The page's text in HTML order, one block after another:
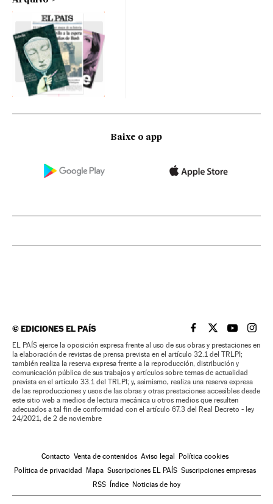
Baixe o app
©EDICIONES EL PAÍS EL PAÍS BRASIL EN
EL PAÍSEL PAÍS
EL
EL PAÍS ejerce la oposición expresa frente al uso de sus obras y prestaciones en
la elaboración de revistas de prensa prevista en el artículo 32.1 del TRLPI;
también realiza la reserva expresa frente a la reproducción, distribución y
comunicación pública de sus trabajos y artículos sobre temas de actualidad
prevista en el artículo 33.1 del TRLPI; y, asimismo, realiza una reserva expresa
de las reproducciones y usos de las obras y otras prestaciones accesibles desde
este sitio web a medios de lectura mecánica u otros medios que resulten
adecuados a tal fin de conformidad con el artículo 67.3 del Real Decreto - ley
24/2021, de 2 de noviembre
Contacto Venta de contenidos Aviso legal
Política cookies
Política de privacidad
Mapa Suscripciones EL PAÍS Suscripciones empresas
RSS
Índice Noticias de hoy